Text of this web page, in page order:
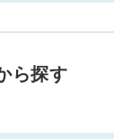
ら探す